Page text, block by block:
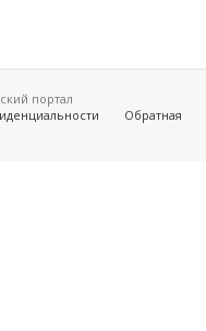
портал
Обратная